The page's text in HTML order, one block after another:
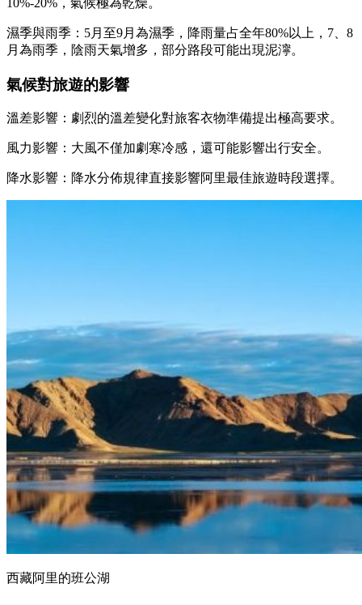
濕季與雨季：5月至9月為濕季，降雨量占全年80%以上，7、8
月為雨季，陰雨天氣增多，部分路段可能出現泥濘。
氣候對旅遊的影響
溫差影響：劇烈的溫差變化對旅客衣物準備提出極高要求。
風力影響：大風不僅加劇寒冷感，還可能影響出行安全。
降水影響：降水分佈規律直接影響阿里最佳旅遊時段選擇。
西藏阿里的班公湖